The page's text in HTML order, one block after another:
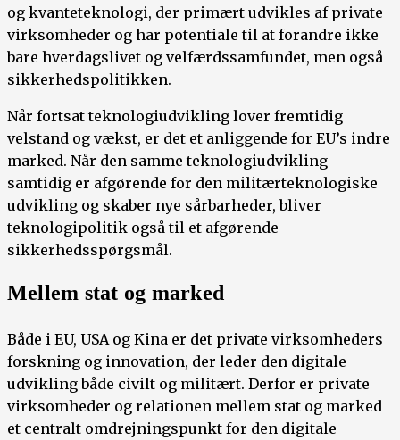
og kvanteteknologi, der primært udvikles af private
virksomheder og har potentiale til at forandre ikke
bare hverdagslivet og velfærdssamfundet, men også
sikkerhedspolitikken.
Når fortsat teknologiudvikling lover fremtidig
velstand og vækst, er det et anliggende for EU’s indre
marked. Når den samme teknologiudvikling
samtidig er afgørende for den militærteknologiske
udvikling og skaber nye sårbarheder, bliver
teknologipolitik også til et afgørende
sikkerhedsspørgsmål.
Mellem stat og marked
Både i EU, USA og Kina er det private virksomheders
forskning og innovation, der leder den digitale
udvikling både civilt og militært. Derfor er private
virksomheder og relationen mellem stat og marked
et centralt omdrejningspunkt for den digitale